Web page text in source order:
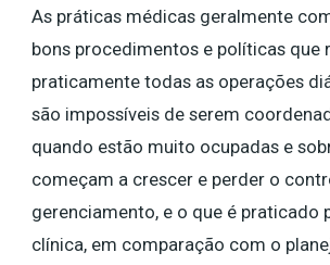
As práticas médicas geralmente
bons procedimentos e políticas que
praticamente todas as operações
são impossíveis de serem
quando estão muito ocupadas e
começam a crescer e perder o
gerenciamento, e o que é praticado
clínica, em comparação com o